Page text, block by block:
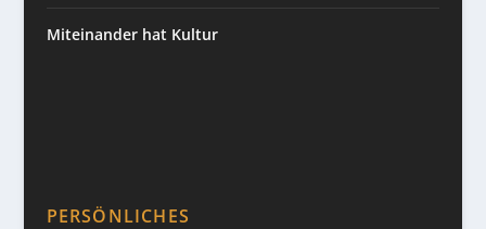
Miteinander hat Kultur
PERSÖNLICHES